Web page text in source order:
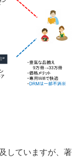
していますが、著